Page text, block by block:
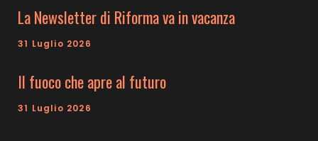
La Newsletter di Riforma va in vacanza
31 Luglio 2026
Il fuoco che apre al futuro
31 Luglio 2026